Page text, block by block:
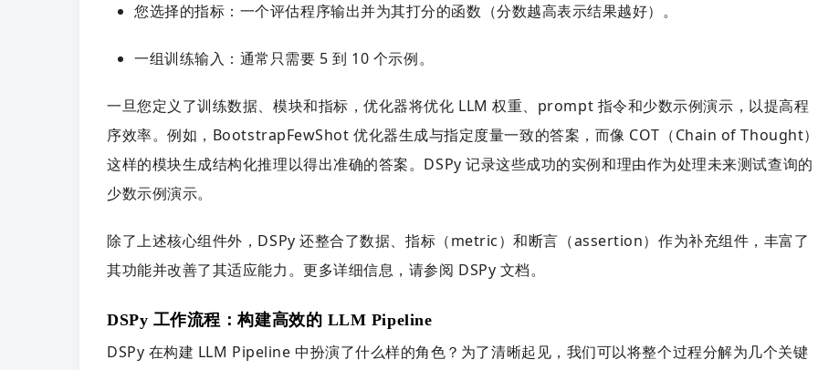
您选择的指标：一个评估程序输出并为其打分的函数（分数越高表示结果越好）。
一组训练输入：通常只需要 5 到 10 个示例。
一旦您定义了训练数据、模块和指标，优化器将优化 LLM 权重、prompt 指令和少数示例演示，以提高程
序效率。例如，BootstrapFewShot 优化器生成与指定度量一致的答案，而像 COT（Chain of Thought）
这样的模块生成结构化推理以得出准确的答案。DSPy 记录这些成功的实例和理由作为处理未来测试查询的
少数示例演示。
除了上述核心组件外，DSPy 还整合了数据、指标（metric）和断言（assertion）作为补充组件，丰富了
其功能并改善了其适应能力。更多详细信息，请参阅 DSPy 文档。
DSPy 工作流程：构建高效的 LLM Pipeline
DSPy 在构建 LLM Pipeline 中扮演了什么样的角色？ 为了清晰起见，我们可以将整个过程分解为几个关键